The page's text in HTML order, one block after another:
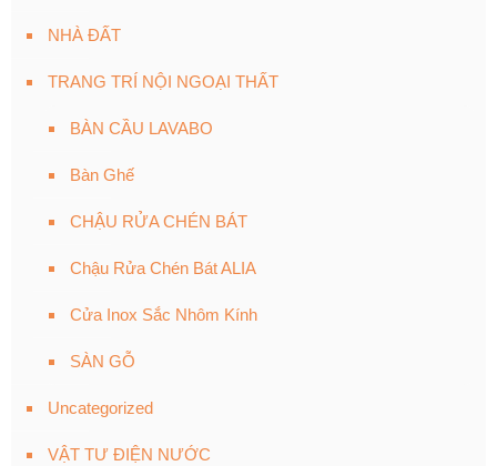
NHÀ ĐẤT
TRANG TRÍ NỘI NGOẠI THẤT
BÀN CẦU LAVABO
Bàn Ghế
CHẬU RỬA CHÉN BÁT
Chậu Rửa Chén Bát ALIA
Cửa Inox Sắc Nhôm Kính
SÀN GỖ
Uncategorized
VẬT TƯ ĐIỆN NƯỚC